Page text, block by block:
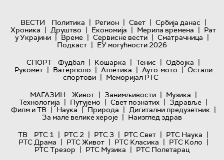
ВЕСТИ Политика | Регион | Свет | Србија данас |
Хроника | Друштво | Економија | Мерила времена | Рат
у Украјини | Време | Сервисне вести | Сматрачница |
Подкаст | ЕУ могућности 2026
СПОРТ
Фудбал | Кошарка | Тенис | Одбојка |
Рукомет | Ватерполо | Атлетика | Ауто-мото | Остали
спортови | Меморијал РТС
МАГАЗИН
Живот | Занимљивости | Музика |
Технологијa | Путујемо | Свет познатих | Здравље |
Филм и ТВ | Наука | Природа | Дигитални предузетник |
За мале велике хероје | Наизглед здрав
ТВ
РТС 1 | РТС 2 | РТС 3 | РТС Свет | РТС Наука |
РТС Драма | РТС Живот | РТС Класика | РТС Коло |
РТС Трезор | РТС Музика | РТС Полетарац